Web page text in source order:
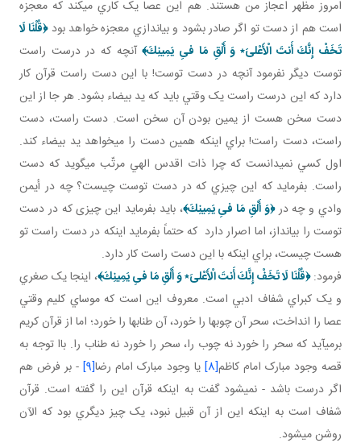
امروز مظهر اعجاز من هستند. هم اين عصا يک کاري مي کند که معجزه
است هم از دست تو اگر صادر بشود و بياندازي معجزه خواهد بود﴿قُلْنَا لَا
تَخَفْ إِنَّكَ أَنتَ الْأَعْلىَ‏٭ وَ أَلْقِ مَا فىِ يَمِينِكَ﴾آنچه که در درست راست
توست ديگر نفرمود آنچه در دست توست! با اين دست راست قرآن کار
دارد که اين درست راست يک وقتي بايد که يد بيضاء بشود. هر جا از اين
دست سخن هست از يمين بودن آن سخن است. دست راست، دست
راست، دست راست! براي اينکه همين دست را مي خواهد يد بيضاء کند.
اول کسي نمي دانست که چرا ذات اقدس الهي مرتّب مي گويد که دست
راست. بفرمايد که اين چيزي که در دست توست چيست؟ چه در أيمن
وادي و چه در﴿وَ أَلْقِ مَا فىِ يَمِينِكَ﴾، بايد بفرمايد اين چيزی که در دست
توست را بيانداز، اما اصرار دارد که حتماً بفرمايد اينکه در دست راست تو
هست چيست، براي اينکه با اين دست راست کار دارد.
فرمود:﴿قُلْنَا لَا تَخَفْ إِنَّكَ أَنتَ الْأَعْلىَ‏٭ وَ أَلْقِ مَا فىِ يَمِينِكَ﴾، اينجا يک صغري
و يک کبراي شفاف ادبي است. معروف اين است که موساي کليم وقتي
عصا را انداخت، سحر آن چوب ها را خورد، آن طناب ها را خورد؛ اما از قرآن کريم
برمي آيد که سحر را خورد نه چوب را، سحر را خورد نه طناب را. باا توجه به
قصه وجود مبارک امام کاظم[8] يا وجود مبارک امام رضا[9] - بر فرض هم
اگر درست باشد - نمي شود گفت به اينکه قرآن اين را گفته است. قرآن
شفاف است به اينکه اين از آن قبيل نبود، يک چيز ديگري بود که الآن
روشن مي شود.